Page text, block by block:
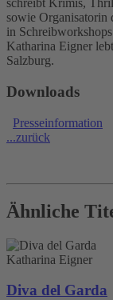
schreibt Krimis,
sowie Organisatorin
in
Katharina Eigner
Salzburg.
Downloads
Presseinformation
...zurück
Ähnliche
Katharina Eigner
Diva del Garda